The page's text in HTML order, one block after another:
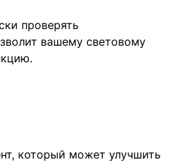
проверять
вашему световому
который может улучшить